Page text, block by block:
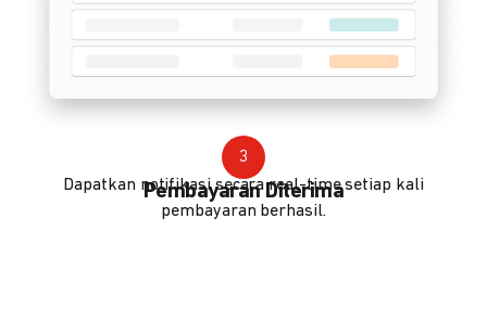
3
Pembayaran Diterima
Dapatkan notifikasi secara real-time setiap kali
pembayaran berhasil.